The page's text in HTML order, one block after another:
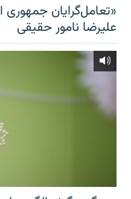
«تعامل‌گرایان
علیرضا نامور حقیقی